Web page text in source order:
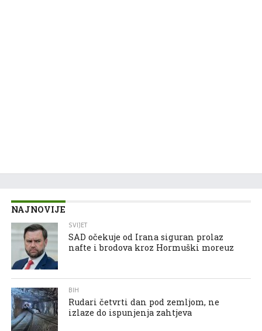
NAJNOVIJE
SVIJET
SAD očekuje od Irana siguran prolaz
nafte i brodova kroz Hormuški moreuz
BIH
Rudari četvrti dan pod zemljom, ne
izlaze do ispunjenja zahtjeva